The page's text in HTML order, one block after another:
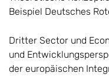
Beispiel Deutsches
Dritter Sector und
und
der europäischen